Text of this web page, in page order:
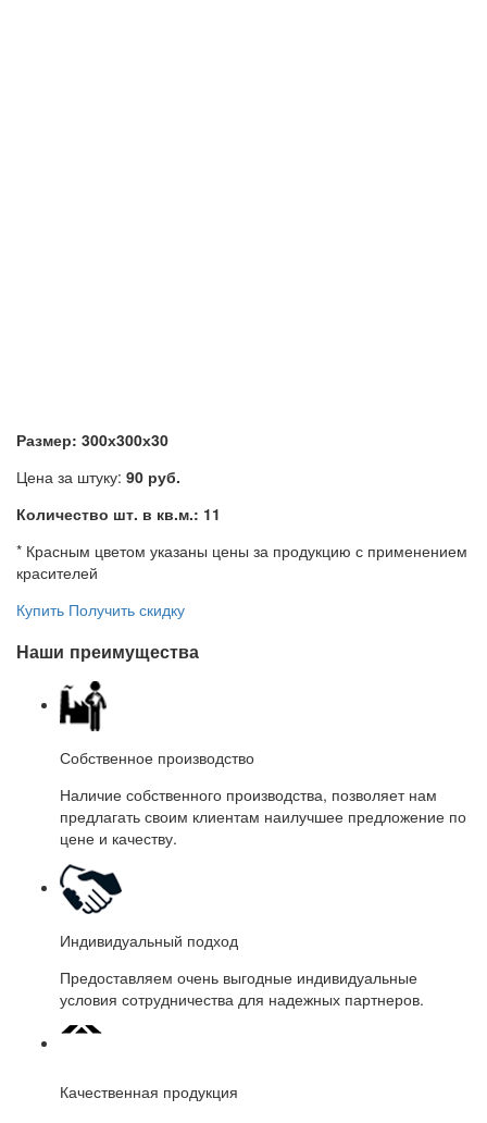
Размер: 300х300х30
Цена за штуку: 90 руб.
Количество шт. в кв.м.: 11
* Красным цветом указаны цены за продукцию с применением
красителей
Купить Получить скидку
Наши преимущества
Собственное производство
Наличие собственного производства, позволяет нам
предлагать своим клиентам наилучшее предложение по
цене и качеству.
Индивидуальный подход
Предоставляем очень выгодные индивидуальные
условия сотрудничества для надежных партнеров.
Качественная продукция